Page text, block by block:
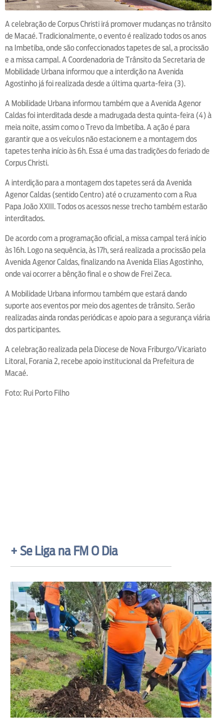
A celebração de Corpus Christi irá promover mudanças no trânsito
de Macaé. Tradicionalmente, o evento é realizado todos os anos
na Imbetiba, onde são confeccionados tapetes de sal, a procissão
e a missa campal. A Coordenadoria de Trânsito da Secretaria de
Mobilidade Urbana informou que a interdição na Avenida
Agostinho já foi realizada desde a última quarta-feira (3).
A Mobilidade Urbana informou também que a Avenida Agenor
Caldas foi interditada desde a madrugada desta quinta-feira (4) à
meia noite, assim como o Trevo da Imbetiba. A ação é para
garantir que a os veículos não estacionem e a montagem dos
tapetes tenha início às 6h. Essa é uma das tradições do feriado de
Corpus Christi.
A interdição para a montagem dos tapetes será da Avenida
Agenor Caldas (sentido Centro) até o cruzamento com a Rua
Papa João XXIII. Todos os acessos nesse trecho também estarão
interditados.
De acordo com a programação oficial, a missa campal terá início
às 16h. Logo na sequência, às 17h, será realizada a procissão pela
Avenida Agenor Caldas, finalizando na Avenida Elias Agostinho,
onde vai ocorrer a bênção final e o show de Frei Zeca.
A Mobilidade Urbana informou também que estará dando
suporte aos eventos por meio dos agentes de trânsito. Serão
realizadas ainda rondas periódicas e apoio para a segurança viária
dos participantes.
A celebração realizada pela Diocese de Nova Friburgo/Vicariato
Litoral, Forania 2, recebe apoio institucional da Prefeitura de
Macaé.
Foto: Rui Porto Filho
+ Se Liga na FM O Dia